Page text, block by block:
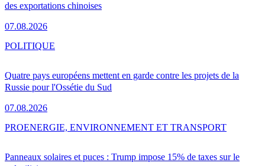
des exportations chinoises
07.08.2026
Quatre pays européens mettent en garde contre les projets de la
Russie pour l'Ossétie du Sud
07.08.2026
POLITIQUE
Panneaux solaires et puces : Trump impose 15% de taxes sur le
PROENERGIE, ENVIRONNEMENT ET TRANSPORT